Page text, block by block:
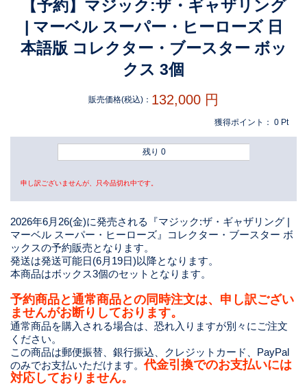
【予約】マジック:ザ・ギャザリング
| マーベル スーパー・ヒーローズ 日
本語版 コレクター・ブースター ボッ
クス 3個
販売価格(税込)： 132,000 円
獲得ポイント： 0 Pt
残り 0
申し訳ございませんが、只今品切れ中です。
2026年6月26(金)に発売される『マジック:ザ・ギャザリング |
マーベル スーパー・ヒーローズ』コレクター・ブースター ボ
ックスの予約販売となります。
発送は発送可能日(6月19日)以降となります。
本商品はボックス3個のセットとなります。
予約商品と通常商品との同時注文は、申し訳ござい
ませんがお断りしております。
通常商品を購入される場合は、恐れ入りますが別々にご注文
ください。
この商品は郵便振替、銀行振込、クレジットカード、PayPal
のみでお支払いただけます。代金引換でのお支払いには
対応しておりません。